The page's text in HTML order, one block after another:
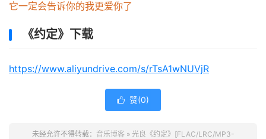
它一定会告诉你的我更爱你了
《约定》下载
https://www.aliyundrive.com/s/rTsA1wNUVjR
 赞(0)
未经允许不得转载： 音乐博客 » 光良《约定》[FLAC/LRC/MP3-